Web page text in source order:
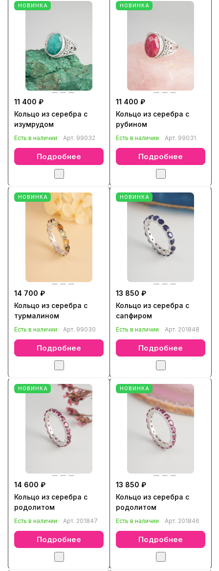
НОВИНКА
11 400 ₽
Кольцо из серебра с
изумрудом
Есть в наличии Арт. 99032
Подробнее
НОВИНКА
11 400 ₽
Кольцо из серебра с
рубином
Есть в наличии Арт. 99031
Подробнее
НОВИНКА
14 700 ₽
Кольцо из серебра с
турмалином
Есть в наличии Арт. 99030
Подробнее
НОВИНКА
13 850 ₽
Кольцо из серебра с
сапфиром
Есть в наличии Арт. 201848
Подробнее
НОВИНКА
14 600 ₽
Кольцо из серебра с
родолитом
Есть в наличии Арт. 201847
Подробнее
НОВИНКА
13 850 ₽
Кольцо из серебра с
родолитом
Есть в наличии Арт. 201846
Подробнее